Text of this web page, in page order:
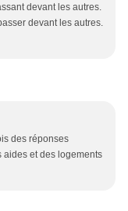
devant les autres.
devant les autres.
des réponses
aides et des logements